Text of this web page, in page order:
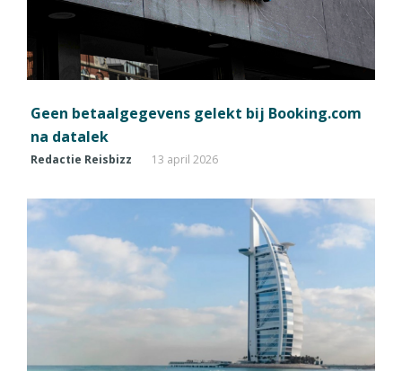
Geen betaalgegevens gelekt bij Booking.com
na datalek
Redactie Reisbizz 13 april 2026